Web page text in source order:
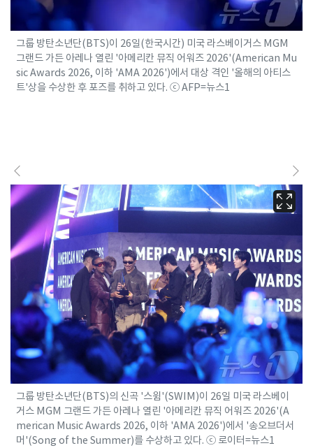
그룹 방탄소년단(BTS)이 26일(한국시간) 미국 라스베이거스 MGM
그랜드 가든 아레나 열린 '아메리칸 뮤직 어워즈 2026'(American Mu
sic Awards 2026, 이하 'AMA 2026')에서 대상 격인 '올해의 아티스
트'상을 수상한 후 포즈를 취하고 있다. ⓒ AFP=뉴스1
그룹 방탄소년단(BTS)의 신곡 '스윔'(SWIM)이 26일 미국 라스베이
거스 MGM 그랜드 가든 아레나 열린 '아메리칸 뮤직 어워즈 2026'(A
merican Music Awards 2026, 이하 'AMA 2026')에서 '송오브더서
머'(Song of the Summer)를 수상하고 있다. ⓒ 로이터=뉴스1